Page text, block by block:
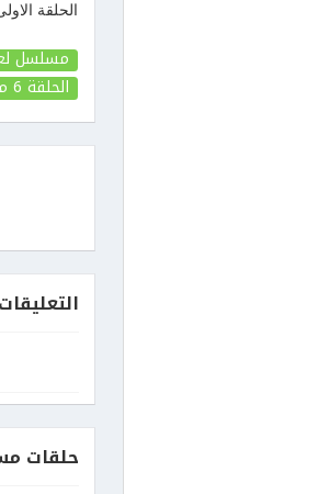
الحلقة الاولى
مسلسل لعبة
الحلقة 6
التعليقات
حلقات